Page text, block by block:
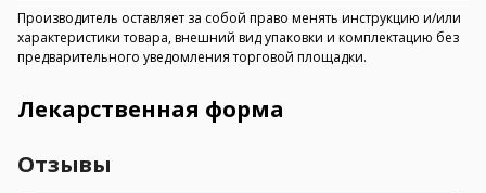
Производитель оставляет за собой право менять инструкцию и/или
характеристики товара, внешний вид упаковки и комплектацию без
предварительного уведомления торговой площадки.
Лекарственная форма
Отзывы